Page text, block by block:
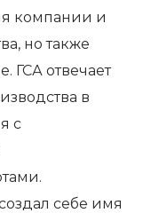
компании и
но также
ГСА отвечает
в
с
себе имя